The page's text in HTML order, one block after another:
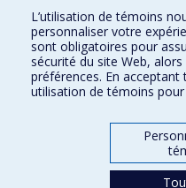
Nous trouver
Plan du site
Accessibilité
L’utilisation de témoins
personnaliser votre
sont obligatoires pour
sécurité du site Web,
préférences. En
utilisation de témoins